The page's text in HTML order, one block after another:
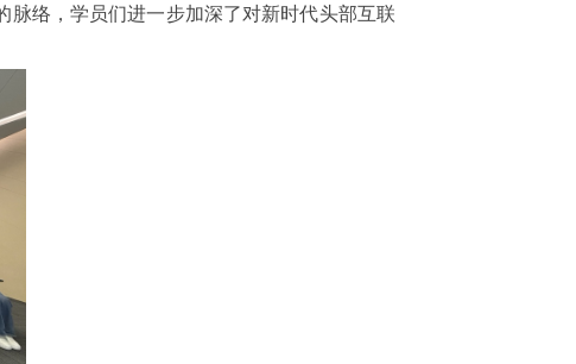
络，学员们进一步加深了对新时代头部互联